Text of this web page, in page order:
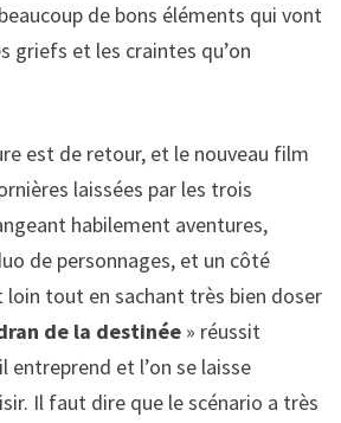
de bons éléments qui vont
griefs et les craintes qu’on
est de retour, et le nouveau film
laissées par les trois
habilement aventures,
de personnages, et un côté
tout en sachant très bien doser
de la destinée» réussit
entreprend et l’on se laisse
Il faut dire que le scénario a très